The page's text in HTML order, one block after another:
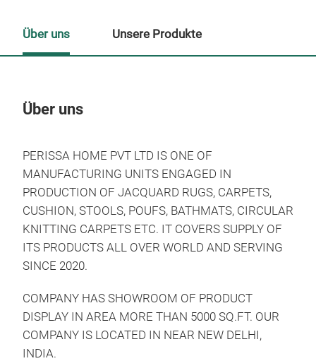
Über uns
PERISSA HOME PVT LTD IS ONE OF
MANUFACTURING UNITS ENGAGED IN
PRODUCTION OF JACQUARD RUGS, CARPETS,
CUSHION, STOOLS, POUFS, BATHMATS, CIRCULAR
KNITTING CARPETS ETC. IT COVERS SUPPLY OF
ITS PRODUCTS ALL OVER WORLD AND SERVING
SINCE 2020.
COMPANY HAS SHOWROOM OF PRODUCT
DISPLAY IN AREA MORE THAN 5000 SQ.FT. OUR
COMPANY IS LOCATED IN NEAR NEW DELHI,
INDIA.
Über uns Unsere Produkte